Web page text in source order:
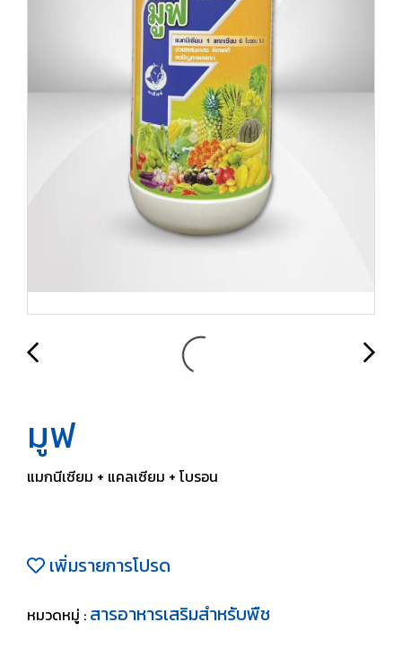
มูฟ
แมกนีเซียม + แคลเซียม + โบรอน
เพิ่มรายการโปรด
หมวดหมู่ : สารอาหารเสริมสำหรับพืช